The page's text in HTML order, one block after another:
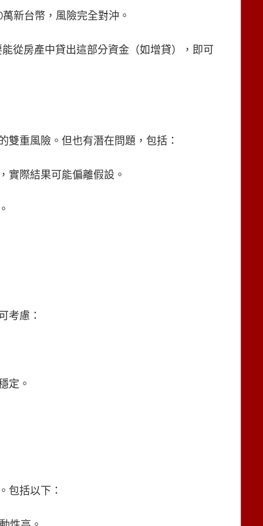
新台幣，風險完全對沖。
從房產中貸出這部分資金（如增貸），即可
雙重風險。但也有潛在問題，包括：
實際結果可能偏離假設。
考慮：
定。
包括以下：